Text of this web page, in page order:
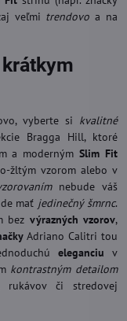
veľmi trendovo a na
vyberte si kvalitné
Bragga Hill, ktoré
a modernýmSlim Fit
žltým vzorom alebo v
nebude váš
mať jedinečný šmrnc.
bez výrazných vzorov,
Adriano Calitri tou
eleganciu v
kontrastným detailom
rukávov či stredovej